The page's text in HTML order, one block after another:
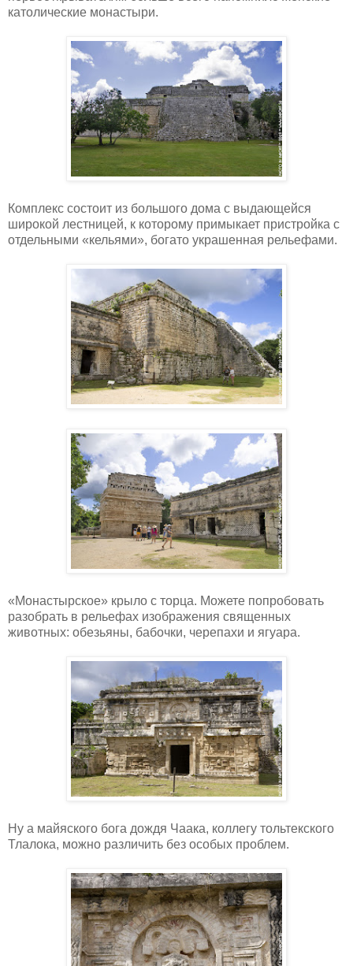
католические монастыри.
Комплекс состоит из большого дома с выдающейся
широкой лестницей, к которому примыкает пристройка с
отдельными «кельями», богато украшенная рельефами.
«Монастырское» крыло с торца. Можете попробовать
разобрать в рельефах изображения священных
животных: обезьяны, бабочки, черепахи и ягуара.
Ну а майяского бога дождя Чаака, коллегу тольтекского
Тлалока, можно различить без особых проблем.